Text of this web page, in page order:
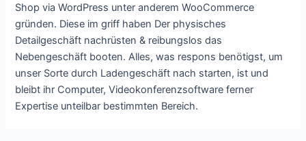
Shop via WordPress unter anderem WooCommerce
gründen. Diese im griff haben Der physisches
Detailgeschäft nachrüsten & reibungslos das
Nebengeschäft booten. Alles, was respons benötigst, um
unser Sorte durch Ladengeschäft nach starten, ist und
bleibt ihr Computer, Videokonferenzsoftware ferner
Expertise unteilbar bestimmten Bereich.